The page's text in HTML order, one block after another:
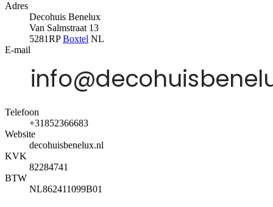
Adres
Decohuis Benelux
Van Salmstraat 13
5281RPBoxtel NL
E-mail
Telefoon
+31852366683
Website
decohuisbenelux.nl
KVK
82284741
BTW
NL862411099B01